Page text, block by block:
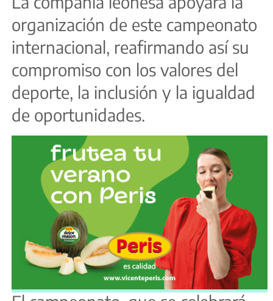
organización de este campeonato
internacional, reafirmando así su
compromiso con los valores del
deporte, la inclusión y la igualdad
de oportunidades.